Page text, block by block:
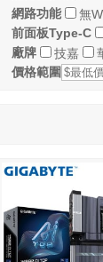
網路功能
無
前面板Type-C
廠牌
技嘉
價格範圍